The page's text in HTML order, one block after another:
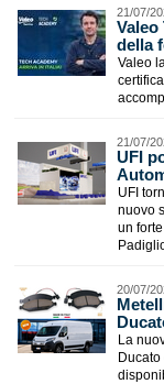
21/07/
Valeo
della
Valeo
21/07/
UFI
UFI
nuovo
un
20/07/
La